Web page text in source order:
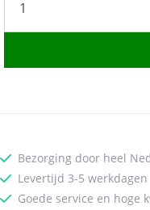
Mini
Globe
Bezorging door heel
Levertijd 3-5 werkdagen
Goede service en hoge